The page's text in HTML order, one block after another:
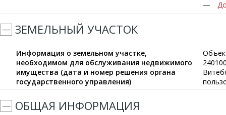
ЗЕМЕЛЬНЫЙ УЧАСТОК
Информация о земельном участке,
необходимом для обслуживания недвижимого
имущества (дата и номер решения органа
государственного управления)
ОБЩАЯ ИНФОРМАЦИЯ